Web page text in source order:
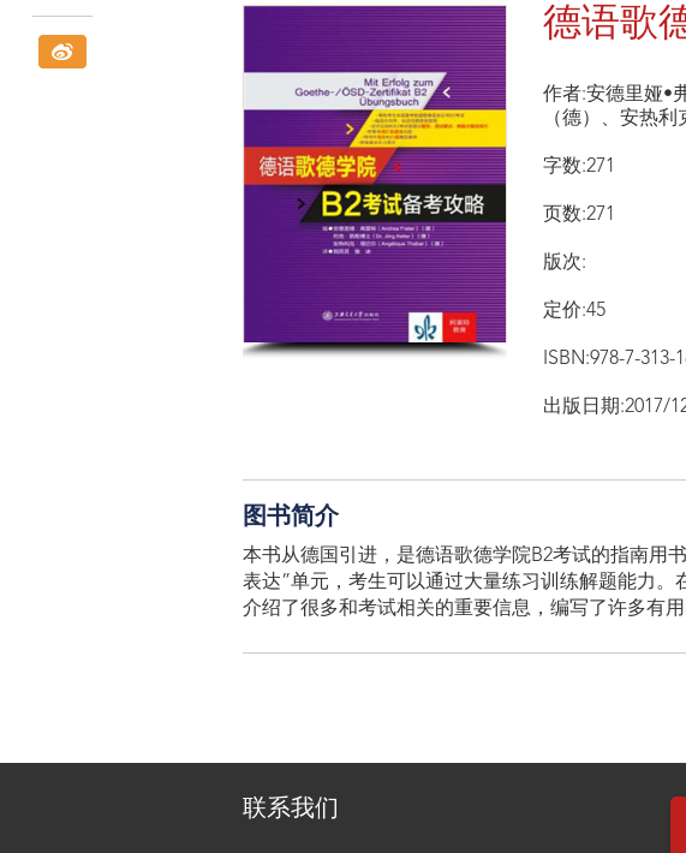
德语歌
作者:安德里娅•
（德）、安热
字数:271
页数:271
版次:
定价:45
ISBN:978-7-313-
出版日期:2017/
图书简介
本书从德国引进，是德语歌德学院B2考试的指南用
表达”单元，考生可以通过大量练习训练解题能力
介绍了很多和考试相关的重要信息，编写了许多有用
联系我们